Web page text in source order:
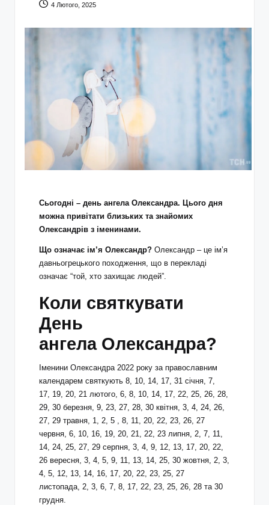
4 Лютого, 2025
Сьогодні – день ангела Олександра. Цього дня
можна привітати близьких та знайомих
Олександрів з іменинами.
Що означає ім’я Олександр? Олександр – це ім’я
давньогрецького походження, що в перекладі
означає “той, хто захищає людей”.
Коли святкувати
День
ангела Олександра?
Іменини Олександра 2022 року за православним
календарем святкують 8, 10, 14, 17, 31 січня, 7,
17, 19, 20, 21 лютого, 6, 8, 10, 14, 17, 22, 25, 26, 28,
29, 30 березня, 9, 23, 27, 28, 30 квітня, 3, 4, 24, 26,
27, 29 травня, 1, 2, 5 , 8, 11, 20, 22, 23, 26, 27
червня, 6, 10, 16, 19, 20, 21, 22, 23 липня, 2, 7, 11,
14, 24, 25, 27, 29 серпня, 3, 4, 9, 12, 13, 17, 20, 22,
26 вересня, 3, 4, 5, 9, 11, 13, 14, 25, 30 жовтня, 2, 3,
4, 5, 12, 13, 14, 16, 17, 20, 22, 23, 25, 27
листопада, 2, 3, 6, 7, 8, 17, 22, 23, 25, 26, 28 та 30
грудня.